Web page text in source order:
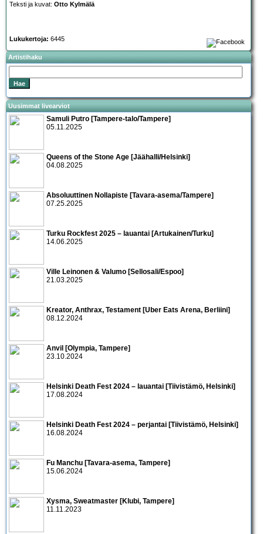
Teksti ja kuvat: Otto Kylmälä
Lukukertoja: 6445
Artistihaku
Uusimmat livearviot
Samuli Putro [Tampere-talo/Tampere]
05.11.2025
Queens of the Stone Age [Jäähalli/Helsinki]
04.08.2025
Absoluuttinen Nollapiste [Tavara-asema/Tampere]
07.25.2025
Turku Rockfest 2025 – lauantai [Artukainen/Turku]
14.06.2025
Ville Leinonen & Valumo [Sellosali/Espoo]
21.03.2025
Kreator, Anthrax, Testament [Uber Eats Arena, Berliini]
08.12.2024
Anvil [Olympia, Tampere]
23.10.2024
Helsinki Death Fest 2024 – lauantai [Tiivistämö, Helsinki]
17.08.2024
Helsinki Death Fest 2024 – perjantai [Tiivistämö, Helsinki]
16.08.2024
Fu Manchu [Tavara-asema, Tampere]
15.06.2024
Xysma, Sweatmaster [Klubi, Tampere]
11.11.2023